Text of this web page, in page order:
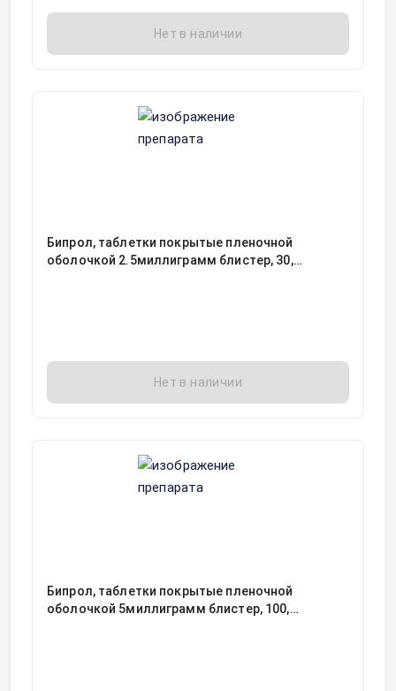
Нет в наличии
Бипрол, таблетки покрытые пленочной
оболочкой 2.5миллиграмм блистер, 30,
Нет в наличии
Бипрол, таблетки покрытые пленочной
оболочкой 5миллиграмм блистер, 100,